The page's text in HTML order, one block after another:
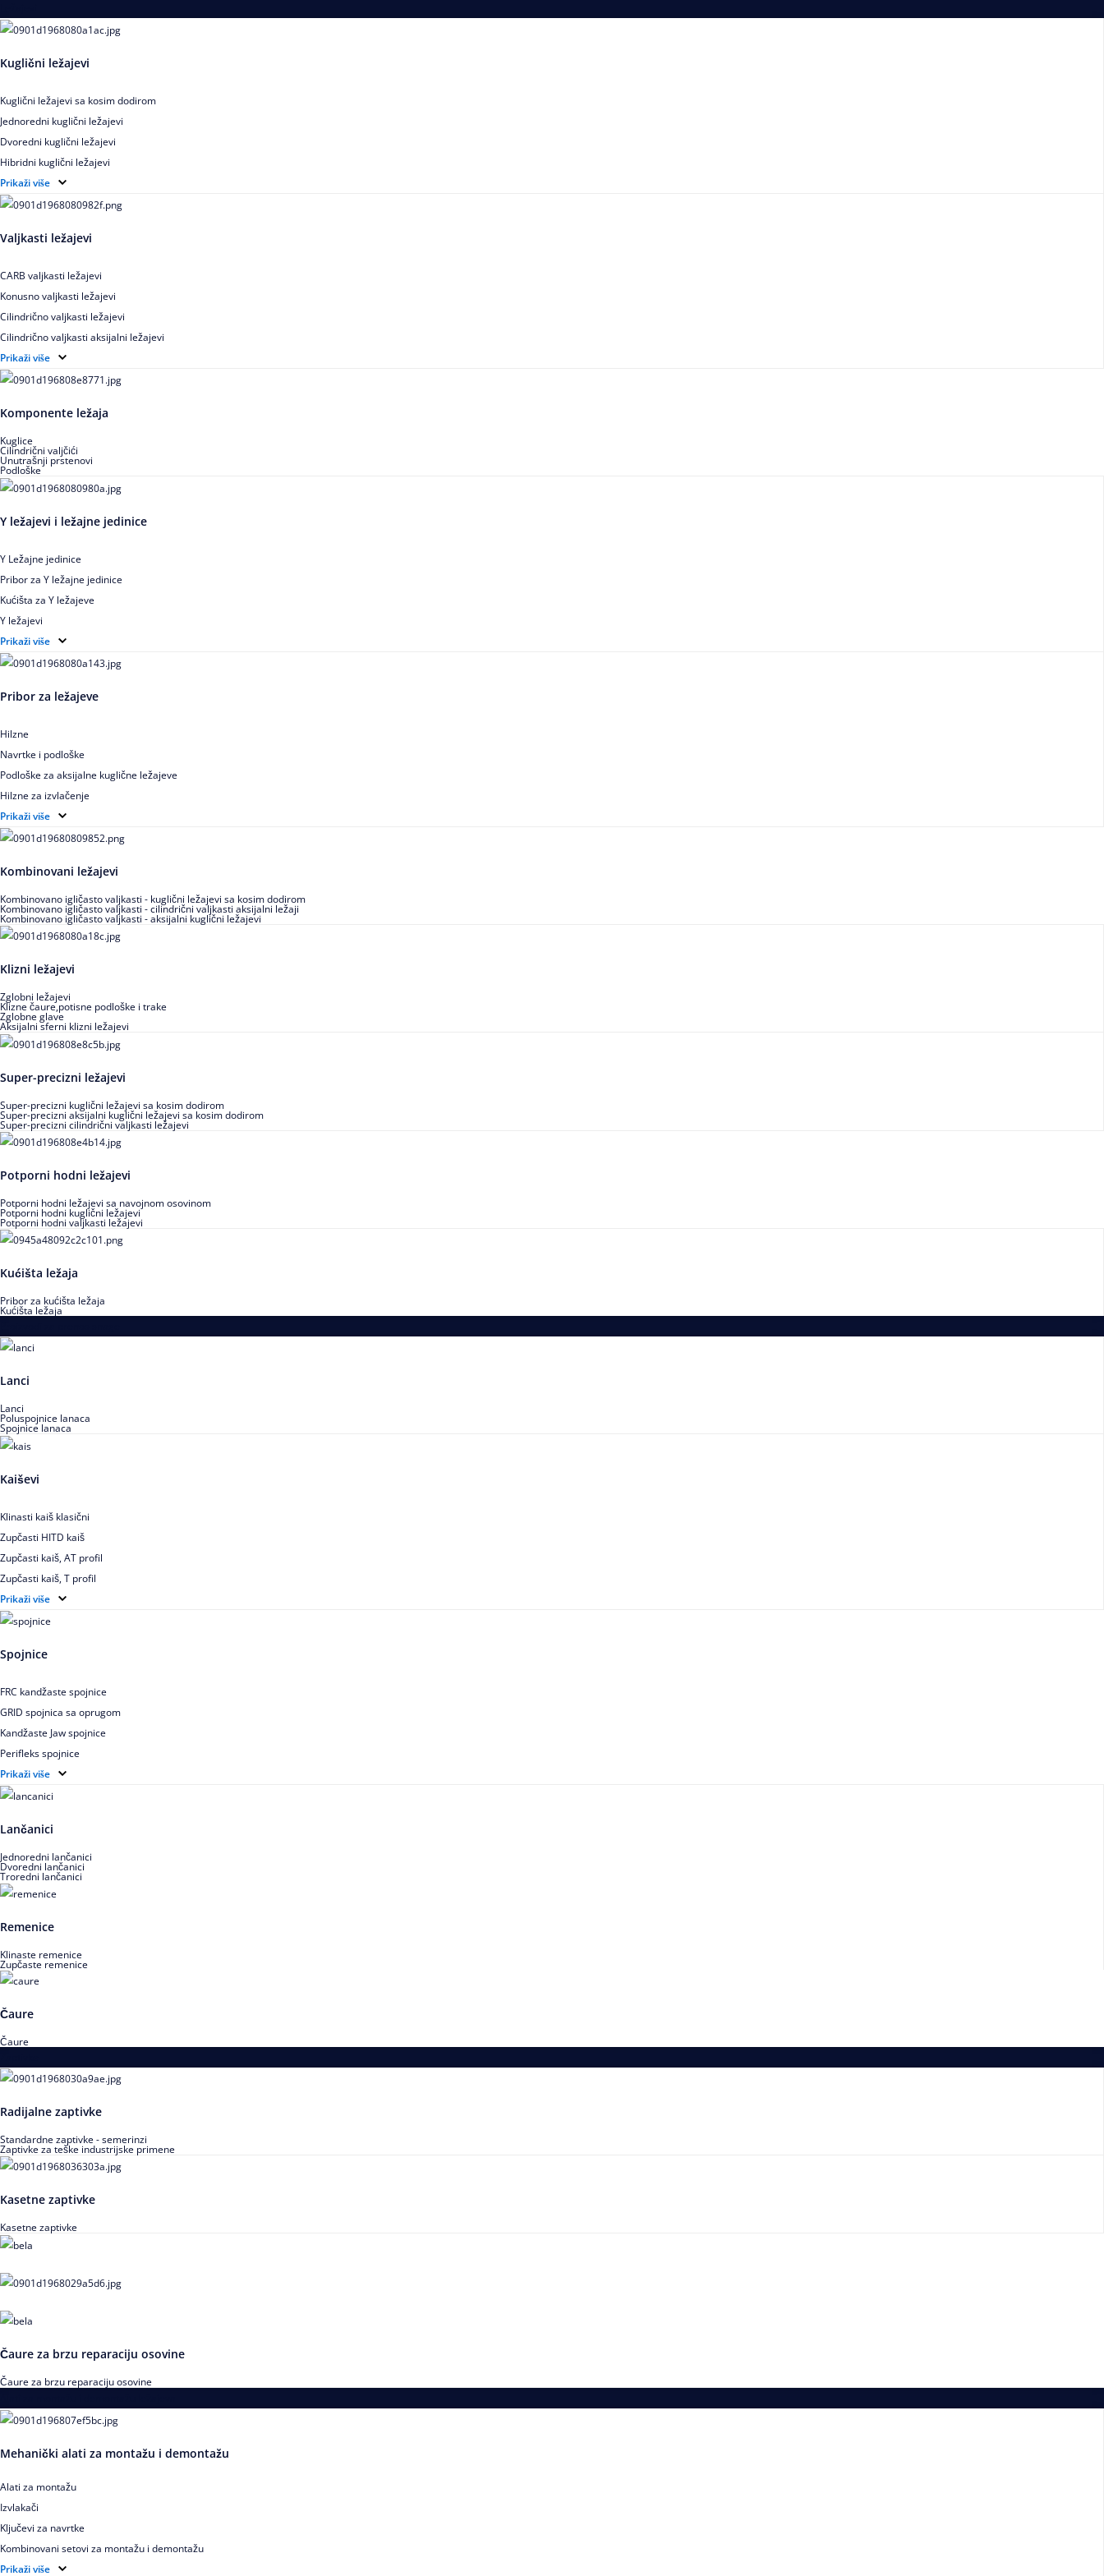
Kuglični ležajevi
Kuglični ležajevi sa kosim dodirom
Jednoredni kuglični ležajevi
Dvoredni kuglični ležajevi
Hibridni kuglični ležajevi
Elektroizolovani kuglični ležajevi
Samopodesivi kuglični ležajevi
Kuglični ležajevi od nerđajućeg čelika
Prikaži više
Valjkasti ležajevi
CARB valjkasti ležajevi
Konusno valjkasti ležajevi
Cilindrično valjkasti ležajevi
Cilindrično valjkasti aksijalni ležajevi
Igličasti ležajevi
Igličasti aksijalni ležajevi
Buričasti zaptiveni ležajevi
Buričasti aksijalni ležajevi
Prikaži više
Komponente ležaja
Kuglice
Cilindrični valjčići
Unutrašnji prstenovi
Podloške
Y ležajevi i ležajne jedinice
Y Ležajne jedinice
Pribor za Y ležajne jedinice
Kućišta za Y ležajeve
Y ležajevi
Y Ležajne jedinice za prehrambenu industriju
Ležajne jedinice sa valjkastim ležajevima
Prikaži više
Pribor za ležajeve
Hilzne
Navrtke i podloške
Podloške za aksijalne kuglične ležajeve
Hilzne za izvlačenje
Ugaoni prstenovi za cilindrično valjkaste ležajeve
Prikaži više
Kombinovani ležajevi
Kombinovano igličasto valjkasti - kuglični ležajevi sa kosim dodirom
Kombinovano igličasto valjkasti - cilindrični valjkasti aksijalni ležaji
Kombinovano igličasto valjkasti - aksijalni kuglični ležajevi
Klizni ležajevi
Zglobni ležajevi
Klizne čaure,potisne podloške i trake
Zglobne glave
Aksijalni sferni klizni ležajevi
Super-precizni ležajevi
Super-precizni kuglični ležajevi sa kosim dodirom
Super-precizni aksijalni kuglični ležajevi sa kosim dodirom
Super-precizni cilindrični valjkasti ležajevi
Potporni hodni ležajevi
Potporni hodni ležajevi sa navojnom osovinom
Potporni hodni kuglični ležajevi
Potporni hodni valjkasti ležajevi
Kućišta ležaja
Pribor za kućišta ležaja
Kućišta ležaja
Lanci
Lanci
Poluspojnice lanaca
Spojnice lanaca
Kaiševi
Klinasti kaiš klasični
Zupčasti HITD kaiš
Zupčasti kaiš, AT profil
Zupčasti kaiš, T profil
Zupčasti kaiš XL
Zupčasti STD kaiš
Uskoprofilno klinasto remenje spojeno
Višekanalno remenje PJ,PK
Prikaži više
Spojnice
FRC kandžaste spojnice
GRID spojnica sa oprugom
Kandžaste Jaw spojnice
Perifleks spojnice
Univerzalne kardanske spojnice
Zupčaste spojnice
Prikaži više
Lančanici
Jednoredni lančanici
Dvoredni lančanici
Troredni lančanici
Remenice
Klinaste remenice
Zupčaste remenice
Čaure
Čaure
Radijalne zaptivke
Standardne zaptivke - semerinzi
Zaptivke za teške industrijske primene
Kasetne zaptivke
Kasetne zaptivke
Čaure za brzu reparaciju osovine
Čaure za brzu reparaciju osovine
Mehanički alati za montažu i demontažu
Alati za montažu
Izvlakači
Ključevi za navrtke
Kombinovani setovi za montažu i demontažu
Pribor za izvlačenje ležajeva
Prikaži više